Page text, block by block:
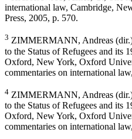
international law, Cambridge,
Press, 2005, p. 570.
3 ZIMMERMANN, Andreas
to the Status of Refugees and its
Oxford, New York, Oxford
commentaries on international
4 ZIMMERMANN, Andreas
to the Status of Refugees and its
Oxford, New York, Oxford
commentaries on international